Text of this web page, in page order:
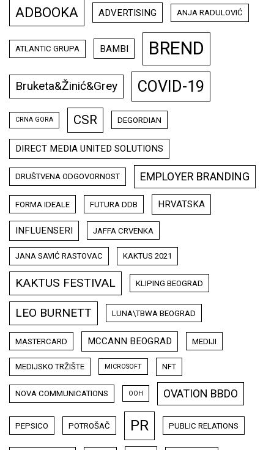
ADBOOKA ADVERTISING ANJA RADULOVIĆ
ATLANTIC GRUPA BAMBI BREND
Bruketa&Žinić&Grey COVID-19
CRNA GORA CSR DEGORDIAN
DIRECT MEDIA UNITED SOLUTIONS
DRUŠTVENA ODGOVORNOST EMPLOYER BRANDING
FORMA IDEALE FUTURA DDB HRVATSKA
INFLUENSERI JAFFA CRVENKA
JANA SAVIĆ RASTOVAC KAKTUS 2021
KAKTUS FESTIVAL KLIPING BEOGRAD
LEO BURNETT LUNA\TBWA BEOGRAD
MASTERCARD MCCANN BEOGRAD MEDIJI
MEDIJSKO TRŽIŠTE MICROSOFT NFT
NOVA COMMUNICATIONS OOH OVATION BBDO
PEPSICO POTROŠAČ PR PUBLIC RELATIONS